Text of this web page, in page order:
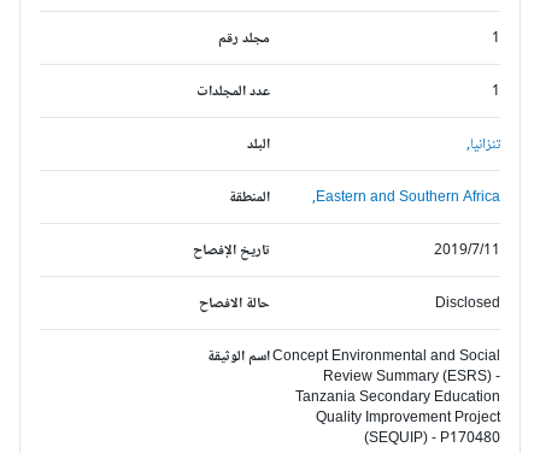
مجلد رقم
عدد المجلدات
البلد تنزانيا,
المنطقة Eastern and Southern Africa,
تاريخ الإفصاح 2019/7/11
حالة الافصاح Disclosed
اسم الوثيقةConcept Environmental and Social
Review Summary (ESRS) -
Tanzania Secondary Education
Quality Improvement Project
(SEQUIP) - P170480